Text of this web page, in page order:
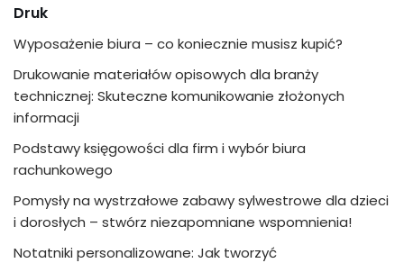
Druk
Wyposażenie biura – co koniecznie musisz kupić?
Drukowanie materiałów opisowych dla branży
technicznej: Skuteczne komunikowanie złożonych
informacji
Podstawy księgowości dla firm i wybór biura
rachunkowego
Pomysły na wystrzałowe zabawy sylwestrowe dla dzieci
i dorosłych – stwórz niezapomniane wspomnienia!
Notatniki personalizowane: Jak tworzyć